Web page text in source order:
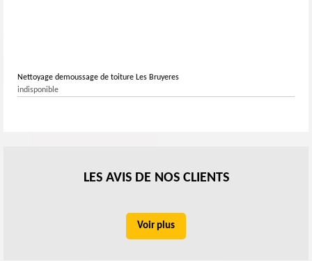
Nettoyage demoussage de toiture Les Bruyeres
indisponible
LES AVIS DE NOS CLIENTS
Voir plus